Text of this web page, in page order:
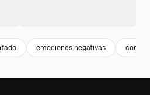
emociones negativas